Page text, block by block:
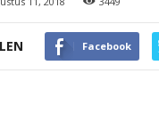
Facebook